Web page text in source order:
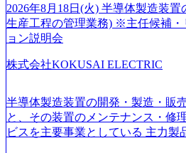
ていく”という位置づけ 一昔前は
されていたが、現在金融の売上割
C事業を始め、パブリック、製造
はあるが、社員の興味のある分野
着けたい方でも幅広に経験を積み
成が柔軟に可能な環境である。
our-vision-production.appspot.com/
_93b1bff3-f71c-4bc9-8bd9-
2026年8月18日(火) 半導体製造装置
生産工程の管理業務) ※主任候補・
ョン説明会
株式会社KOKUSAI ELECTRIC
半導体製造装置の開発・製造・販
と、その装置のメンテナンス・修
ビスを主要事業としている 主力製